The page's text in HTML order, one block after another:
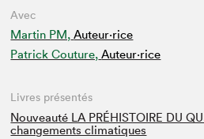
Avec
Martin PM, Auteur·rice
Patrick Couture, Auteur·rice
Livres présentés
Nouveauté LA PRÉHISTOIRE DU
changements climatiques